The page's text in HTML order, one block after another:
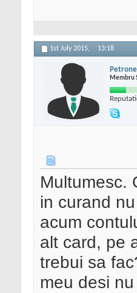
1st July 2015, 13:18
Membru
Multumesc.
in curand
acum
alt card, pe
trebui sa
meu desi